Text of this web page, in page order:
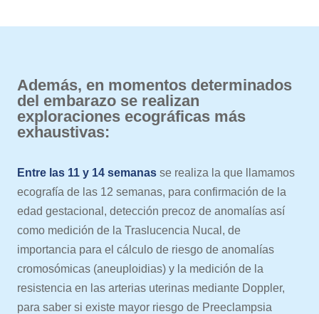
Además, en momentos determinados
del embarazo se realizan
exploraciones ecográficas más
exhaustivas:
Entre las 11 y 14 semanas se realiza la que llamamos
ecografía de las 12 semanas, para confirmación de la
edad gestacional, detección precoz de anomalías así
como medición de la Traslucencia Nucal, de
importancia para el cálculo de riesgo de anomalías
cromosómicas (aneuploidias) y la medición de la
resistencia en las arterias uterinas mediante Doppler,
para saber si existe mayor riesgo de Preeclampsia